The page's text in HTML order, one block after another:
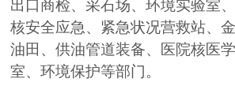
出口商检、采石场、环境实验室
核安全应急、紧急状况营救站、
油田、供油管道装备、医院核医
室、环境保护等部门。